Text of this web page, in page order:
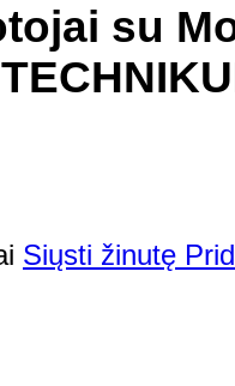
su
Siųsti žinutę